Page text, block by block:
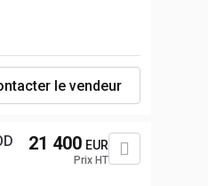
le vendeur
21 400 EUR
Prix HT